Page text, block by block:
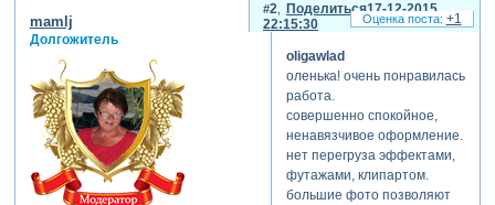
Поделиться
2
17-12-2015
22:15:30
mamlj
Долгожитель
oligawlad
оленька! очень понравилась
работа.
совершенно спокойное,
ненавязчивое оформление.
нет перегруза эффектами,
футажами, клипартом.
большие фото позволяют
+1